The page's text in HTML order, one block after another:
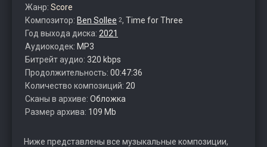
Жанр: Score
Композитор: Ben Sollee 2, Time for Three
Год выхода диска: 2021
Аудиокодек: MP3
Битрейт аудио: 320 kbps
Продолжительность: 00:47:36
Количество композиций: 20
Сканы в архиве: Обложка
Размер архива: 109 Mb
Ниже представлены все музыкальные композиции,